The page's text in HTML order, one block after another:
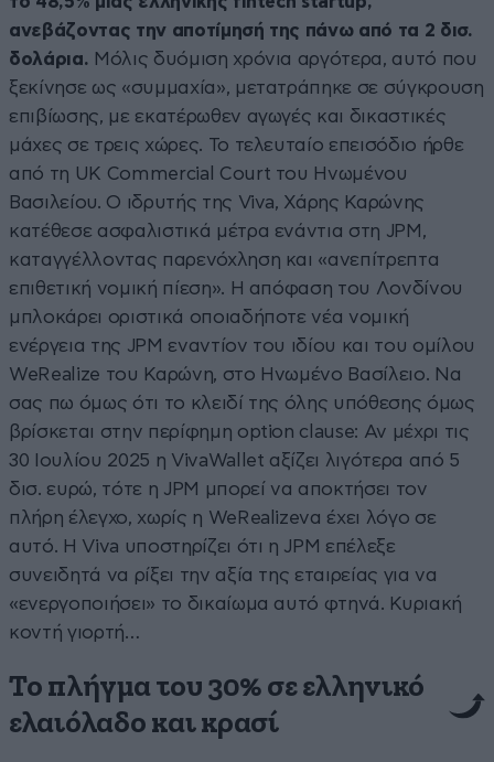
ανεβάζοντας την αποτίμησή της πάνω από τα 2 δισ.
δολάρια. Μόλις δυόμιση χρόνια αργότερα, αυτό που
ξεκίνησε ως «συμμαχία», μετατράπηκε σε σύγκρουση
επιβίωσης, με εκατέρωθεν αγωγές και δικαστικές
μάχες σε τρεις χώρες. Το τελευταίο επεισόδιο ήρθε
από τη UK Commercial Court του Ηνωμένου
Βασιλείου. Ο ιδρυτής της Viva, Χάρης Καρώνης
κατέθεσε ασφαλιστικά μέτρα ενάντια στη JPM,
καταγγέλλοντας παρενόχληση και «ανεπίτρεπτα
επιθετική νομική πίεση». Η απόφαση του Λονδίνου
μπλοκάρει οριστικά οποιαδήποτε νέα νομική
ενέργεια της JPM εναντίον του ιδίου και του ομίλου
WeRealize του Καρώνη, στο Ηνωμένο Βασίλειο. Να
σας πω όμως ότι το κλειδί της όλης υπόθεσης όμως
βρίσκεται στην περίφημη option clause: Αν μέχρι τις
30 Ιουλίου 2025 η VivaWallet αξίζει λιγότερα από 5
δισ. ευρώ, τότε η JPM μπορεί να αποκτήσει τον
πλήρη έλεγχο, χωρίς η WeRealizeνα έχει λόγο σε
αυτό. Η Viva υποστηρίζει ότι η JPM επέλεξε
συνειδητά να ρίξει την αξία της εταιρείας για να
«ενεργοποιήσει» το δικαίωμα αυτό φτηνά. Κυριακή
κοντή γιορτή…
Το πλήγμα του 30% σε ελληνικό
ελαιόλαδο και κρασί